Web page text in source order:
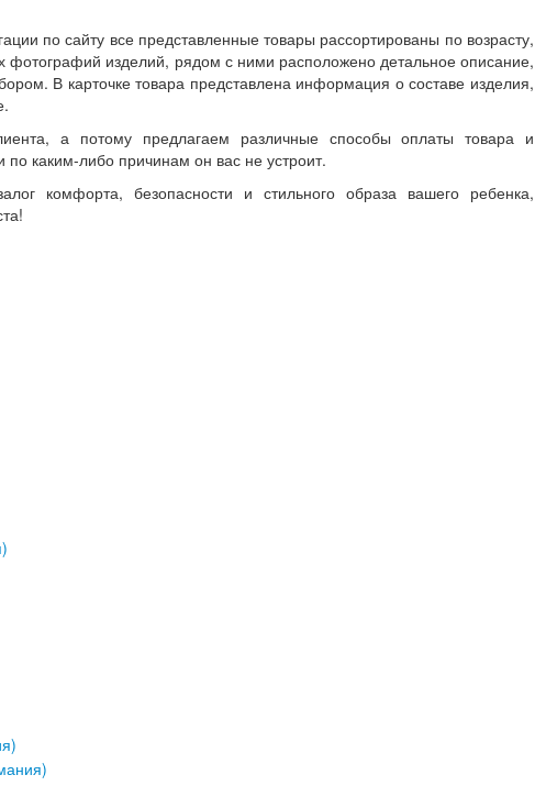
по сайту все представленные товары рассортированы по возрасту,
фотографий изделий, рядом с ними расположено детальное описание,
В карточке товара представлена информация о составе изделия,
а потому предлагаем различные способы оплаты товара и
по каким-либо причинам он вас не устроит.
комфорта, безопасности и стильного образа вашего ребенка,